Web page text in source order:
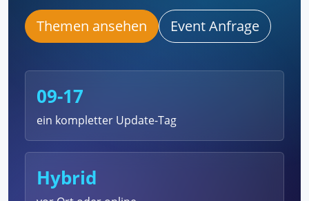
Themen ansehen Event Anfrage
09-17
ein kompletter Update-Tag
Hybrid